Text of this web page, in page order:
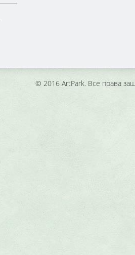
© 2016 ArtPark. Все права